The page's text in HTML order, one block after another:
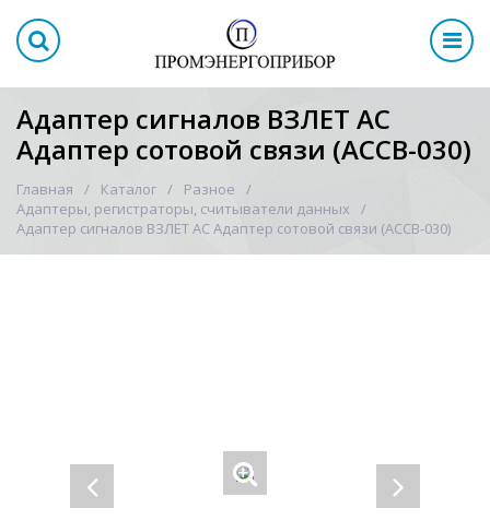
Адаптер сигналов ВЗЛЕТ АС
Адаптер сотовой связи (АССВ-030)
Главная Каталог
Разное
Адаптеры, регистраторы, считыватели данных
Адаптер сигналов ВЗЛЕТ АС Адаптер сотовой связи (АССВ-030)